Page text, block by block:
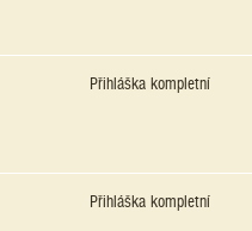
Přihláška kompletní
Přihláška kompletní